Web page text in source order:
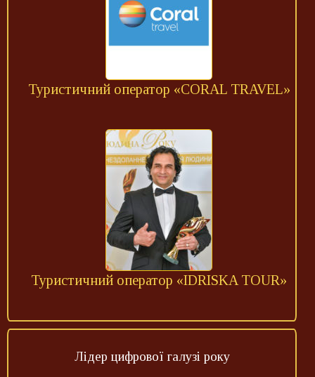
Туристичний оператор «CORAL TRAVEL»
Туристичний оператор «ІDRISKA TOUR»
Лідер цифрової галузі року